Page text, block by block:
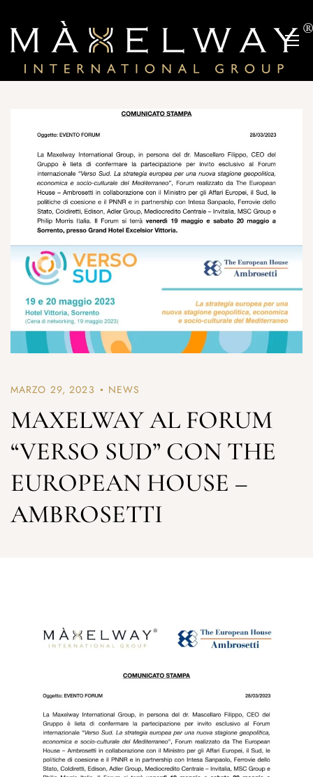
MARZO 29, 2023 NEWS
MAXELWAY AL FORUM
“VERSO SUD” CON THE
EUROPEAN HOUSE –
AMBROSETTI